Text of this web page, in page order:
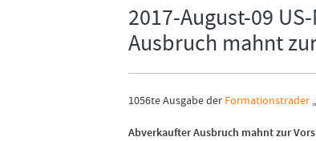
2017-August-09
Ausbruch mahnt
1056te Ausgabe der Formationstrader
Abverkaufter Ausbruch mahnt zur